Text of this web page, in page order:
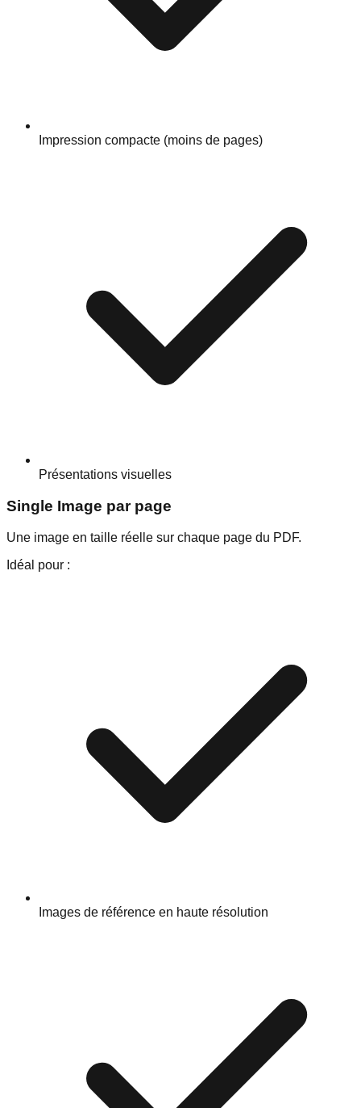
Impression compacte (moins de pages)
Présentations visuelles
Single Image par page
Une image en taille réelle sur chaque page du PDF.
Idéal pour :
Images de référence en haute résolution